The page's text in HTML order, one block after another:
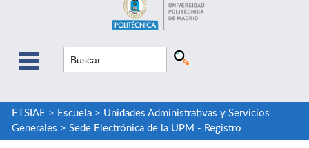
ETSIAE > Escuela> Unidades Administrativas y Servicios
Generales > Sede Electrónica de la UPM - Registro